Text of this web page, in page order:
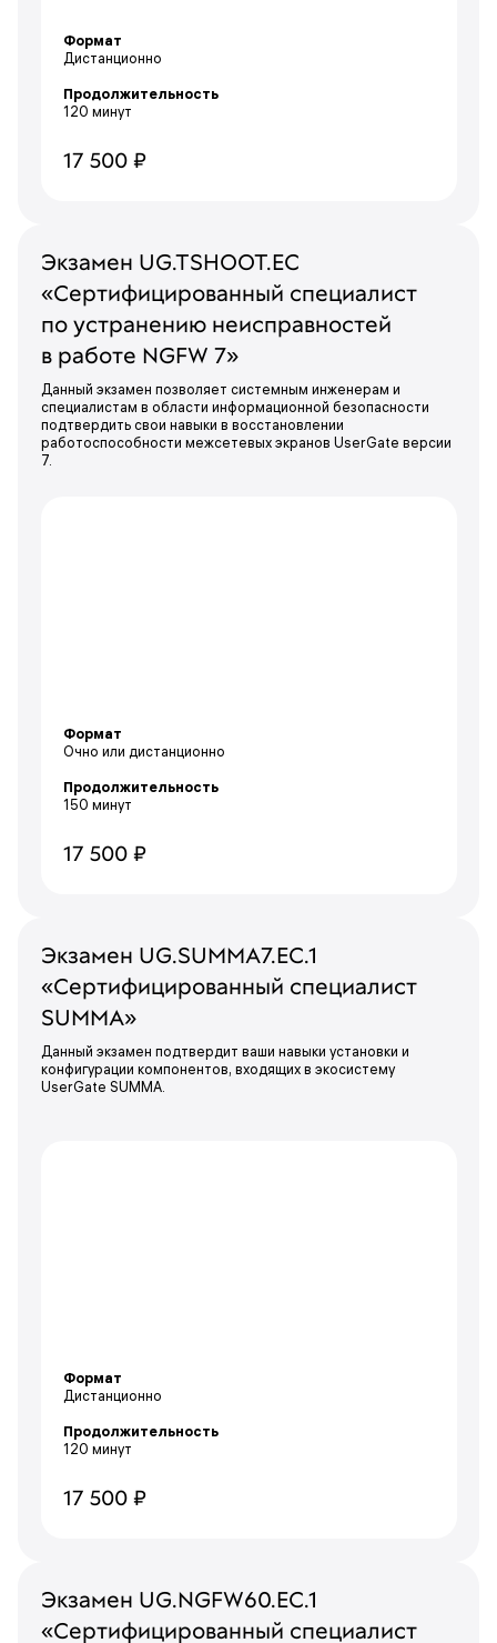
Формат
Дистанционно
Продолжительность
120 минут
17 500 ₽
Экзамен UG.TSHOOT.EC
«Сертифицированный специалист
по устранению неисправностей
в работе NGFW 7»
Данный экзамен позволяет системным инженерам и
специалистам в области информационной безопасности
подтвердить свои навыки в восстановлении
работоспособности межсетевых экранов UserGate версии
7.
Формат
Очно или дистанционно
Продолжительность
150 минут
17 500 ₽
Экзамен UG.SUMMA7.EC.1
«Сертифицированный специалист
SUMMA»
Данный экзамен подтвердит ваши навыки установки и
конфигурации компонентов, входящих в экосистему
UserGate SUMMA.
Формат
Дистанционно
Продолжительность
120 минут
17 500 ₽
Экзамен UG.NGFW60.EC.1
«Сертифицированный специалист